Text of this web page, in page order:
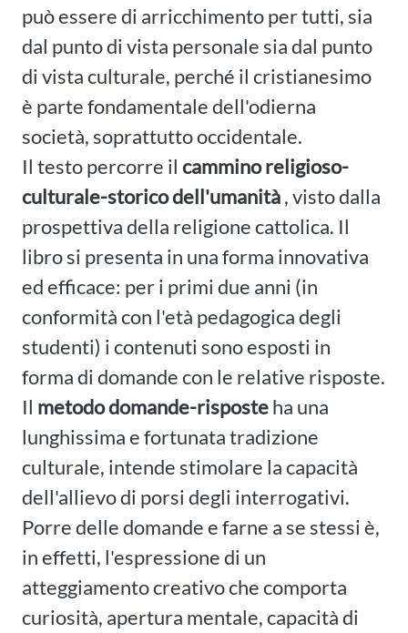
può essere di arricchimento per tutti, sia
dal punto di vista personale sia dal punto
di vista culturale, perché il cristianesimo
è parte fondamentale dell'odierna
società, soprattutto occidentale.
Il testo percorre il cammino religioso-
culturale-storico dell'umanità, visto dalla
prospettiva della religione cattolica. Il
libro si presenta in una forma innovativa
ed efficace: per i primi due anni (in
conformità con l'età pedagogica degli
studenti) i contenuti sono esposti in
forma di domande con le relative risposte.
Il metodo domande-risposteha una
lunghissima e fortunata tradizione
culturale, intende stimolare la capacità
dell'allievo di porsi degli interrogativi.
Porre delle domande e farne a se stessi è,
in effetti, l'espressione di un
atteggiamento creativo che comporta
curiosità, apertura mentale, capacità di